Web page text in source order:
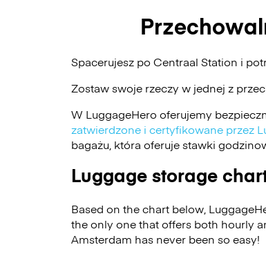
Spacerujesz po Centraal Station i
Zostaw swoje rzeczy w jednej z
W LuggageHero oferujemy
zatwierdzone i certyfikowane przez
bagażu, która oferuje stawki
Luggage storage
Based on the chart below,
the only one that offers both hourly
Amsterdam has never been so easy!